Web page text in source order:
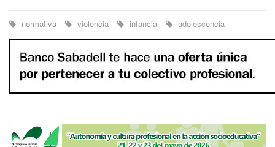
normativa violencia infancia adolescencia